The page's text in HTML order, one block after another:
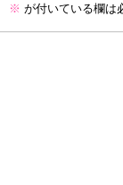
※ が付いている欄は